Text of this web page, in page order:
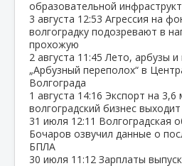
образовательной
3 августа 12:53 Агрессия на
волгоградку подозревают в
прохожую
2 августа 11:45 Лето, арбузы и
„Арбузный переполох“ в
Волгограда
1 августа 14:16 Экспорт на 3,6
волгоградский бизнес
31 июля 12:11 Волгоградская
Бочаров озвучил данные о
БПЛА
30 июля 11:12 Зарплаты